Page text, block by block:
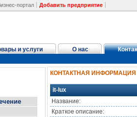
портал Добавить предприятие
и услуги О нас
КОНТАКТНАЯ ИНФОРМАЦИЯ
it-lux
Название:
Краткое описание: